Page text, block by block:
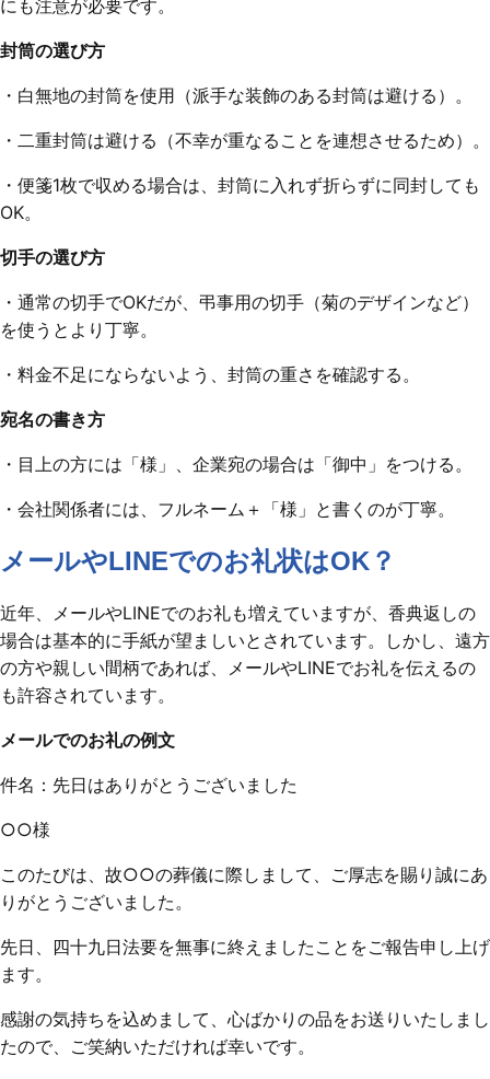
にも注意が必要です。
封筒の選び方
・白無地の封筒を使用（派手な装飾のある封筒は避ける）。
・二重封筒は避ける（不幸が重なることを連想させるため）。
・便箋1枚で収める場合は、封筒に入れず折らずに同封しても
OK。
切手の選び方
・通常の切手でOKだが、弔事用の切手（菊のデザインなど）
を使うとより丁寧。
・料金不足にならないよう、封筒の重さを確認する。
宛名の書き方
・目上の方には「様」、企業宛の場合は「御中」をつける。
・会社関係者には、フルネーム＋「様」と書くのが丁寧。
メールやLINEでのお礼状はOK？
近年、メールやLINEでのお礼も増えていますが、香典返しの
場合は基本的に手紙が望ましいとされています。しかし、遠方
の方や親しい間柄であれば、メールやLINEでお礼を伝えるの
も許容されています。
メールでのお礼の例文
件名：先日はありがとうございました
○○様
このたびは、故○○の葬儀に際しまして、ご厚志を賜り誠にあ
りがとうございました。
先日、四十九日法要を無事に終えましたことをご報告申し上げ
ます。
感謝の気持ちを込めまして、心ばかりの品をお送りいたしまし
たので、ご笑納いただければ幸いです。